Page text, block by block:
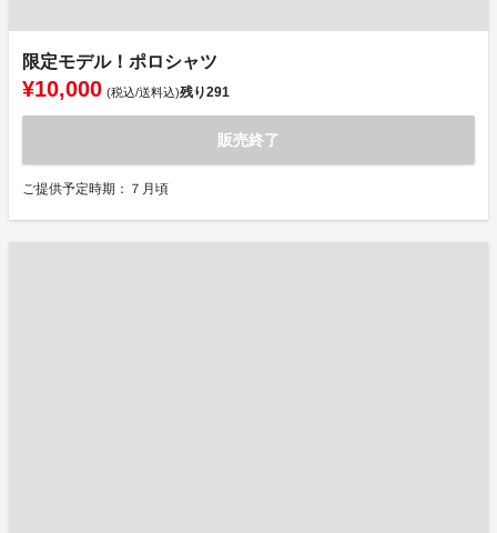
限定モデル！ポロシャツ
¥10,000 (税込/送料込)残り291
販売終了
ご提供予定時期：７月頃